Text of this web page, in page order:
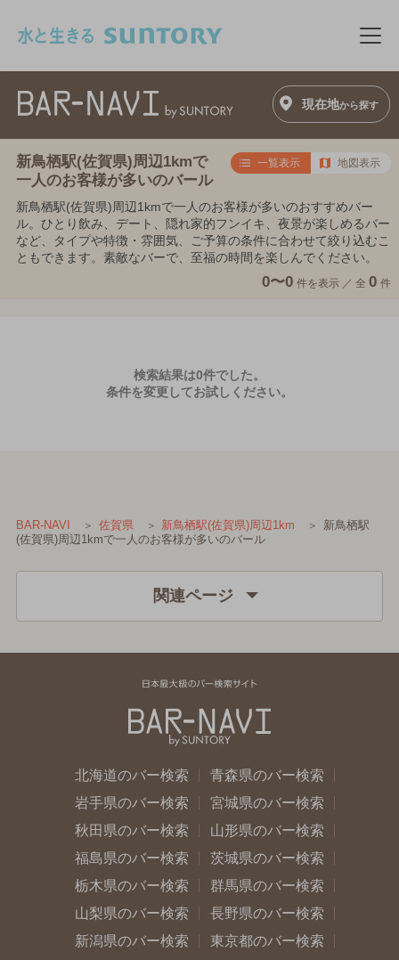
メ
現在地から探す
新鳥栖駅(佐賀県)周辺1kmで
一人のお客様が多いのバール
一覧表示 地図表示
新鳥栖駅(佐賀県)周辺1kmで一人のお客様が多いのおすすめバー
ル。ひとり飲み、デート、隠れ家的フンイキ、夜景が楽しめるバー
など、タイプや特徴・雰囲気、ご予算の条件に合わせて絞り込むこ
ともできます。素敵なバーで、至福の時間を楽しんでください。
0〜0 件を表示 ／ 全 0 件
検索結果は0件でした。
条件を変更してお試しください。
BAR-NAVI 佐賀県 新鳥栖駅(佐賀県)周辺1km
新鳥栖駅
(佐賀県)周辺1kmで一人のお客様が多いのバール
関連ページ
北海道のバー検索
青森県のバー検索
岩手県のバー検索
宮城県のバー検索
秋田県のバー検索
山形県のバー検索
福島県のバー検索
茨城県のバー検索
栃木県のバー検索
群馬県のバー検索
山梨県のバー検索
長野県のバー検索
新潟県のバー検索
東京都のバー検索